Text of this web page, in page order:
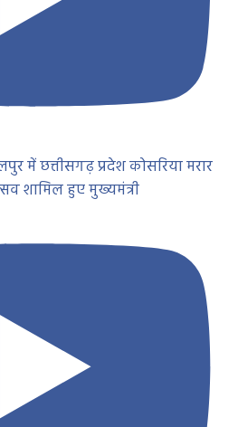
में छत्तीसगढ़ प्रदेश कोसरिया मरार
शामिल हुए मुख्यमंत्री